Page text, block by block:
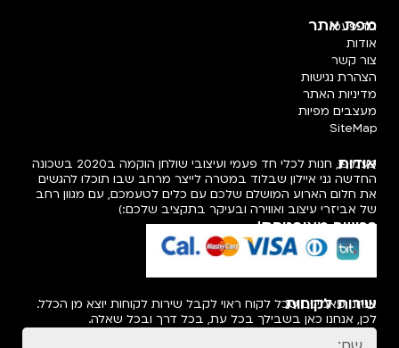
מפת אתר
חד פעמי
אודות
צור קשר
הצהרת נגישות
מדיניות האתר
מעצבים מפיות
SiteMap
אודות
פעמיפו, חנות לכלי חד פעמי ועיצובי שולחן הוקמה ב2020 בשכונה
החדשה גני איילון שבלוד במטרה לייצר מרחב שבו תוכלו להגשים
את חלום הארוע המושלם שלכם עם כלים לטעמכם, עם מגוון רחב
של אביזרי עיצוב ואווירה ובעיקר בתקציב שלכם:)
רכישה מאובטחת!
שירות לקוחות
אנחנו מאמינים שכל לקוח ראוי לקבל שירות לקוחות יוצא מן הכלל.
לכן, אנחנו כאן בשבילך בכל עת, בכל דרך ובכל שאלה.